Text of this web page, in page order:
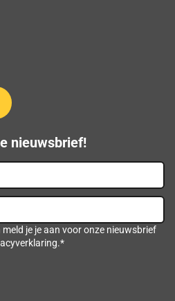
nieuwsbrief!
je je aan voor onze nieuwsbrief